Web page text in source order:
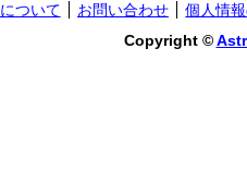
ついて お問い合わせ
個人情
Copyright ©